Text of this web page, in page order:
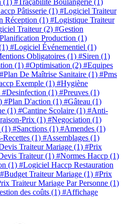
Pâtisserie (1) #Logiciel Traiteur
Réception (1) #Logistique Traiteur
Traiteur(2) #Gestion
Production (1)
#Logiciel Événementiel (1)
Obligatoires (1) #Siren (1)
(1) #Optimisation (2) #Equipes
#Plan De Maîtrise Sanitaire (1) #Pms
Exemple (1) #Hygiène
#Desinfection (1) #Preuves (1)
#Plan D'action (1) #Gâteau (1)
(1) #Cantine Scolaire (1) #Anti-
Prix (1) #Negociation (1)
(1) #Sanctions (1) #Amendes (1)
Recettes (1) #Assemblages (1)
Traiteur Mariage (1) #Prix
Traiteur(1) #Normes Haccp (1)
(1) #Logiciel Haccp Restauration
#Budget Traiteur Mariage (1) #Prix
Traiteur Mariage Par Personne (1)
des coûts (1) #Affichage